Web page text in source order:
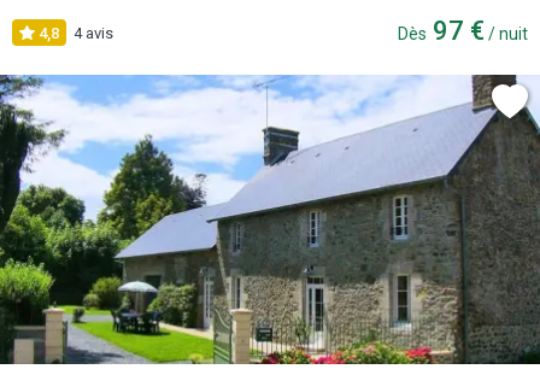
4,8 4 avis Dès 97 € / nuit